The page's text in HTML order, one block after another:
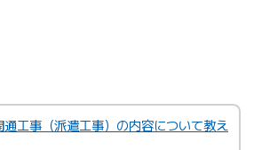
工事（派遣工事）の内容について教え